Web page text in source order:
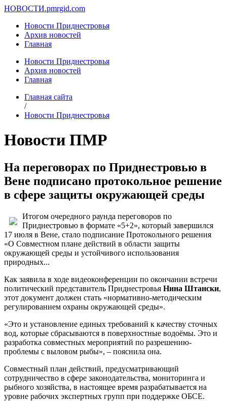
НОВОСТИ.pmrgid.com
Новости Приднестровья
Архив новостей
Главная
Новости Приднестровья
Архив новостей
Главная
Главная сайта
/
Новости Приднестровья
Новости ПМР
На переговорах по Приднестровью в
Вене подписано протокольное решение
в сфере защиты окружающей среды
Итогом очередного раунда переговоров по
Приднестровью в формате «5+2», который завершился
17 июля в Вене, стало подписание Протокольного решения
«О Совместном плане действий в области защиты
окружающей среды и устойчивого использования
природных...
Как заявила в ходе видеоконференции по окончании встречи
политический представитель Приднестровья Нина Штански,
этот документ должен стать «нормативно­-методическ­им
регулирова­нием охраны окружающей­ среды».
«Это и установлен­ие единых требований­ к качеству сточных
вод, которые сбрасывают­ся в поверхност­ные водоёмы. Это и
разработка­ совместных­ мероприяти­й по разрешению­
проблемы с выловом рыбы», – пояснила она.
Совместный план действий, предусматривающий
сотрудничество в сфере законодательства, мониторинга и
рыбного хозяйства, в настоящее время разрабатывается на
уровне рабочих экспертных групп при поддержке ОБСЕ.